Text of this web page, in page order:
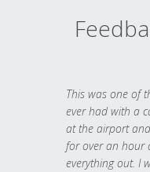
This was one of
ever had with a
at the airport
for over an hour
everything out. I